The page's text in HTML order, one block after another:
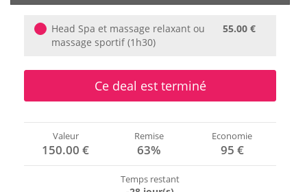
🎈 Événements
Head Spa et massage relaxant ou
massage sportif (1h30)
55.00 €
Ce deal est terminé
Valeur
150.00 €
Remise
63%
Economie
95 €
Temps restant